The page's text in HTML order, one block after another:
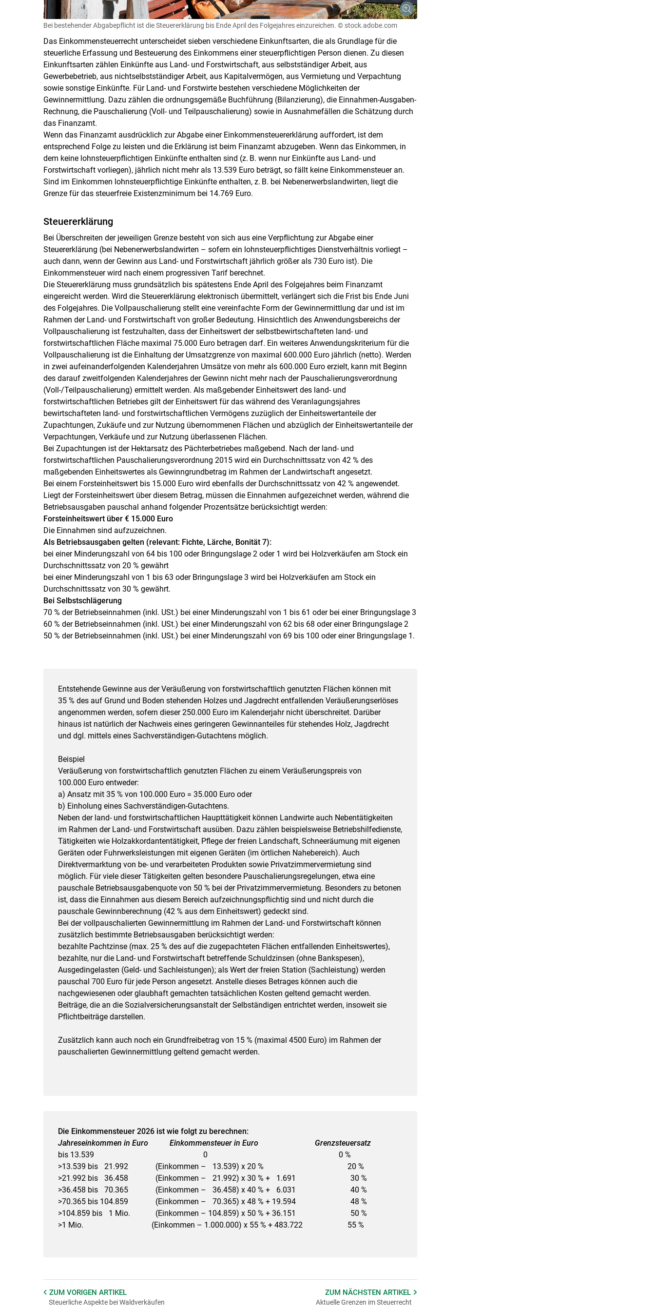
Skip to main content
Bei bestehender Abgabepflicht ist die Steuererklärung bis Ende April des Folgejahres einzureichen. © stock.adobe.com
Das Einkommensteuerrecht unterscheidet sieben verschiedene Einkunftsarten, die als Grundlage für die
steuerliche Erfassung und Besteuerung des Einkommens einer steuerpflichtigen Person dienen. Zu diesen
Einkunftsarten zählen Einkünfte aus Land- und Forstwirtschaft, aus selbstständiger Arbeit, aus
Gewerbebetrieb, aus nichtselbstständiger Arbeit, aus Kapitalvermögen, aus Vermietung und Verpachtung
sowie sonstige Einkünfte. Für Land- und Forstwirte bestehen verschiedene Möglichkeiten der
Gewinnermittlung. Dazu zählen die ordnungsgemäße Buchführung (Bilanzierung), die Einnahmen-Ausgaben-
Rechnung, die Pauschalierung (Voll- und Teilpauschalierung) sowie in Ausnahmefällen die Schätzung durch
das Finanzamt.
Wenn das Finanzamt ausdrücklich zur Abgabe einer Einkommensteuererklärung auffordert, ist dem
entsprechend Folge zu leisten und die Erklärung ist beim Finanzamt abzugeben. Wenn das Einkommen, in
dem keine lohnsteuerpflichtigen Einkünfte enthalten sind (z. B. wenn nur Einkünfte aus Land- und
Forstwirtschaft vorliegen), jährlich nicht mehr als 13.539 Euro beträgt, so fällt keine Einkommensteuer an.
Sind im Einkommen lohnsteuerpflichtige Einkünfte enthalten, z. B. bei Nebenerwerbslandwirten, liegt die
Grenze für das steuerfreie Existenzminimum bei 14.769 Euro.
Steuererklärung
Bei Überschreiten der jeweiligen Grenze besteht von sich aus eine Verpflichtung zur Abgabe einer
Steuererklärung (bei Nebenerwerbslandwirten – sofern ein lohnsteuerpflichtiges Dienstverhältnis vorliegt –
auch dann, wenn der Gewinn aus Land- und Forstwirtschaft jährlich größer als 730 Euro ist). Die
Einkommensteuer wird nach einem progressiven Tarif berechnet.
Die Steuererklärung muss grundsätzlich bis spätestens Ende April des Folgejahres beim Finanzamt
eingereicht werden. Wird die Steuererklärung elektronisch übermittelt, verlängert sich die Frist bis Ende Juni
des Folgejahres. Die Vollpauschalierung stellt eine vereinfachte Form der Gewinnermittlung dar und ist im
Rahmen der Land- und Forstwirtschaft von großer Bedeutung. Hinsichtlich des Anwendungsbereichs der
Vollpauschalierung ist festzuhalten, dass der Einheitswert der selbstbewirtschafteten land- und
forstwirtschaftlichen Fläche maximal 75.000 Euro betragen darf. Ein weiteres Anwendungskriterium für die
Vollpauschalierung ist die Einhaltung der Umsatzgrenze von maximal 600.000 Euro jährlich (netto). Werden
in zwei aufeinanderfolgenden Kalenderjahren Umsätze von mehr als 600.000 Euro erzielt, kann mit Beginn
des darauf zweitfolgenden Kalenderjahres der Gewinn nicht mehr nach der Pauschalierungsverordnung
(Voll-/​Teilpauschalierung) ermittelt werden. Als maßgebender Einheitswert des land- und
forstwirtschaftlichen Betriebes gilt der Einheitswert für das während des Veranlagungsjahres
bewirtschafteten land- und forstwirtschaftlichen Vermögens zuzüglich der Einheitswertanteile der
Zupachtungen, Zukäufe und zur Nutzung übernommenen Flächen und abzüglich der Einheitswertanteile der
Verpachtungen, Verkäufe und zur Nutzung überlassenen Flächen.
Bei Zupachtungen ist der Hektarsatz des Pächterbetriebes maßgebend. Nach der land- und
forstwirtschaftlichen Pauschalierungsverordnung 2015 wird ein Durchschnittssatz von 42 % des
maßgebenden Einheitswertes als Gewinngrundbetrag im Rahmen der Landwirtschaft angesetzt.
Bei einem Forsteinheitswert bis 15.000 Euro wird ebenfalls der Durchschnittssatz von 42 % angewendet.
Liegt der Forsteinheitswert über diesem Betrag, müssen die Einnahmen aufgezeichnet werden, während die
Betriebsausgaben pauschal anhand folgender Prozentsätze berücksichtigt werden:
Forsteinheitswert über € 15.000 Euro
Die Einnahmen sind aufzuzeichnen.
Als Betriebsausgaben gelten (relevant: Fichte, Lärche, Bonität 7):
bei einer Minderungszahl von 64 bis 100 oder Bringungslage 2 oder 1 wird bei Holzverkäufen am Stock ein
Durchschnittssatz von 20 % gewährt
bei einer Minderungszahl von 1 bis 63 oder Bringungslage 3 wird bei Holzverkäufen am Stock ein
Durchschnittssatz von 30 % gewährt.
Bei Selbstschlägerung
70 % der Betriebseinnahmen (inkl. USt.) bei einer Minderungszahl von 1 bis 61 oder bei einer Bringungslage 3
60 % der Betriebseinnahmen (inkl. USt.) bei einer Minderungszahl von 62 bis 68 oder einer Bringungslage 2
50 % der Betriebseinnahmen (inkl. USt.) bei einer Minderungszahl von 69 bis 100 oder einer Bringungslage 1.
Entstehende Gewinne aus der Veräußerung von forstwirtschaftlich genutzten Flächen können mit
35 % des auf Grund und Boden stehenden Holzes und Jagdrecht entfallenden Veräußerungserlöses
angenommen werden, sofern dieser 250.000 Euro im Kalenderjahr nicht überschreitet. Darüber
hinaus ist natürlich der Nachweis eines geringeren Gewinnanteiles für stehendes Holz, Jagdrecht
und dgl. mittels eines Sachverständigen-Gutachtens möglich.
Beispiel
Veräußerung von forstwirtschaftlich genutzten Flächen zu einem Veräußerungspreis von
100.000 Euro entweder:
a) Ansatz mit 35 % von 100.000 Euro = 35.000 Euro oder
b) Einholung eines Sachverständigen-Gutachtens.
Neben der land- und forstwirtschaftlichen Haupttätigkeit können Landwirte auch Nebentätigkeiten
im Rahmen der Land- und Forstwirtschaft ausüben. Dazu zählen beispielsweise Betriebshilfedienste,
Tätigkeiten wie ­Holzakkordantentätigkeit, Pflege der freien Landschaft, Schneeräumung mit eigenen
Geräten oder Fuhrwerksleistungen mit eigenen Geräten (im örtlichen Nahebereich). Auch
Direktvermarktung von be- und verarbeiteten Produkten sowie Privatzimmervermietung sind
möglich. Für viele dieser Tätigkeiten gelten besondere Pauschalierungsregelungen, etwa eine
pauschale Betriebsausgabenquote von 50 % bei der Privatzimmervermietung. Besonders zu betonen
ist, dass die Einnahmen aus diesem Bereich aufzeichnungspflichtig sind und nicht durch die
pauschale Gewinnberechnung (42 % aus dem Einheitswert) gedeckt sind.
Bei der vollpauschalierten Gewinnermittlung im Rahmen der Land- und Forstwirtschaft können
zusätzlich bestimmte Betriebsausgaben berücksichtigt werden:
bezahlte Pachtzinse (max. 25 % des auf die zugepachteten Flächen entfallenden Einheitswertes),
bezahlte, nur die Land- und Forstwirtschaft betreffende Schuldzinsen (ohne Bank­spesen),
Ausgedingelasten (Geld- und Sachleistungen); als Wert der freien Station (Sachleistung) werden
pauschal 700 Euro für jede Person angesetzt. Anstelle dieses Betrages können auch die
nachgewiesenen oder glaubhaft gemachten tatsächlichen Kosten geltend gemacht werden.
Beiträge, die an die Sozial­versicherungsanstalt der Selbständigen entrichtet werden, insoweit sie
Pflichtbeiträge darstellen.
Zusätzlich kann auch noch ein Grundfreibetrag von 15 % (maximal 4500 Euro) im Rahmen der
pauschalierten Gewinnermittlung geltend gemacht werden.
Die Einkommensteuer 2026 ist wie folgt zu berechnen:
Jahreseinkommen in Euro Einkommensteuer in Euro Grenzsteuersatz
bis 13.539 0 0 %
>13.539 bis 21.992 (Einkommen – 13.539) x 20 % 20 %
>21.992 bis 36.458 (Einkommen – 21.992) x 30 % + 1.691 30 %
>36.458 bis 70.365 (Einkommen – 36.458) x 40 % + 6.031 40 %
>70.365 bis 104.859 (Einkommen – 70.365) x 48 % + 19.594 48 %
>104.859 bis 1 Mio. (Einkommen – 104.859) x 50 % + 36.151 50 %
>1 Mio. (Einkommen – 1.000.000) x 55 % + 483.722 55 %
ZUM VORIGEN ARTIKEL
Steuerliche Aspekte bei Waldverkäufen
ZUM NÄCHSTENARTIKEL
Aktuelle Grenzen im Steuerrecht